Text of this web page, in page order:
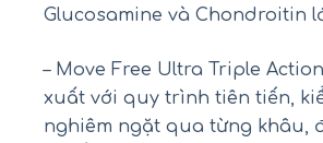
Glucosamine và Chondroitin
– Move Free Ultra Triple
xuất với quy trình tiên tiến,
nghiêm ngặt qua từng khâu,